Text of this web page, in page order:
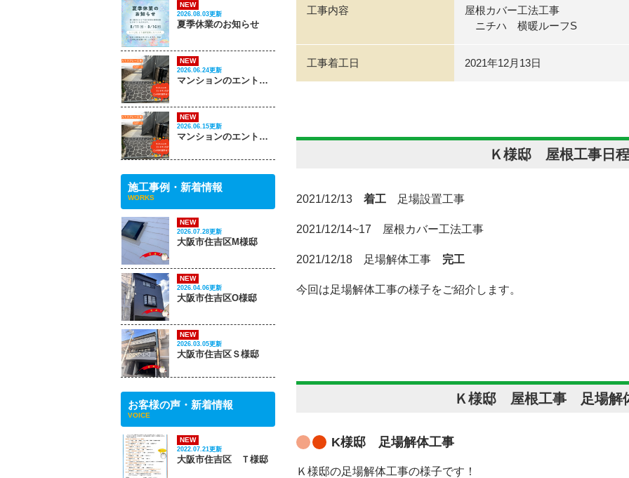
工事内容
屋根カバー工法工事
ニチハ 横暖ルーフS
工事着工日 2021年12月13日
Ｋ様邸 屋根工事日程
2021/12/13 着工 足場設置工事
2021/12/14~17 屋根カバー工法工事
2021/12/18 足場解体工事 完工
今回は足場解体工事の様子をご紹介します。
Ｋ様邸 屋根工事 足場解
K様邸 足場解体工事
Ｋ様邸の足場解体工事の様子です！
NEW
2026.08.03更新
夏季休業のお知らせ
NEW
2026.06.24更新
マンションのエントランスがこんなに変わる‼ PART 2
NEW
2026.06.15更新
マンションのエントランスがこんなに変わる‼ PART 1
施工事例・新着情報
WORKS
NEW
2026.07.28更新
大阪市住吉区M様邸
NEW
2026.04.06更新
大阪市住吉区O様邸
NEW
2026.03.05更新
大阪市住吉区Ｓ様邸
お客様の声・新着情報
VOICE
NEW
2022.07.21更新
大阪市住吉区 Ｔ様邸